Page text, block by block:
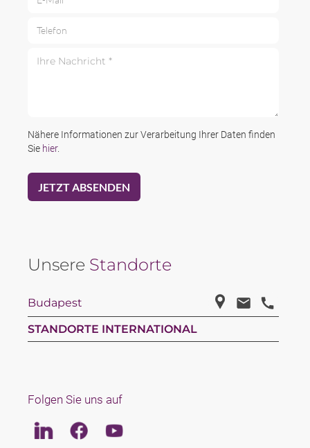
Nähere Informationen zur Verarbeitung Ihrer Daten finden
Sie hier.
Unsere Standorte
Budapest
STANDORTE INTERNATIONAL
Folgen Sie uns auf
LinkedinFacebookYoutube